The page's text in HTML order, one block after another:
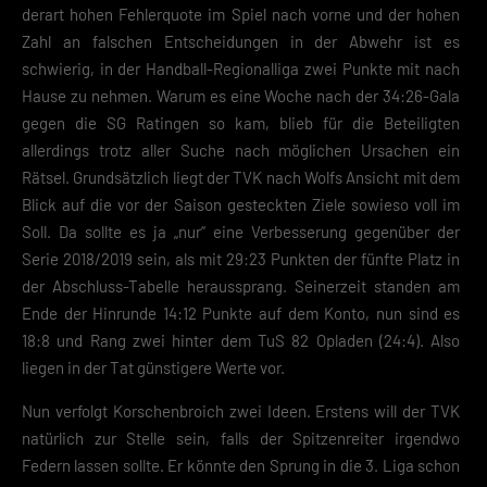
derart hohen Fehlerquote im Spiel nach vorne und der hohen
Zahl an falschen Entscheidungen in der Abwehr ist es
schwierig, in der Handball-Regionalliga zwei Punkte mit nach
Hause zu nehmen. Warum es eine Woche nach der 34:26-Gala
gegen die SG Ratingen so kam, blieb für die Beteiligten
allerdings trotz aller Suche nach möglichen Ursachen ein
Rätsel. Grundsätzlich liegt der TVK nach Wolfs Ansicht mit dem
Blick auf die vor der Saison gesteckten Ziele sowieso voll im
Soll. Da sollte es ja „nur“ eine Verbesserung gegenüber der
Serie 2018/2019 sein, als mit 29:23 Punkten der fünfte Platz in
der Abschluss-Tabelle heraussprang. Seinerzeit standen am
Ende der Hinrunde 14:12 Punkte auf dem Konto, nun sind es
18:8 und Rang zwei hinter dem TuS 82 Opladen (24:4). Also
liegen in der Tat günstigere Werte vor.
Nun verfolgt Korschenbroich zwei Ideen. Erstens will der TVK
natürlich zur Stelle sein, falls der Spitzenreiter irgendwo
Federn lassen sollte. Er könnte den Sprung in die 3. Liga schon